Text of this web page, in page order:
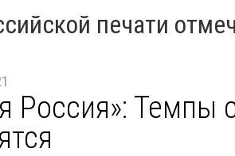
печати
Россия»: Темпы